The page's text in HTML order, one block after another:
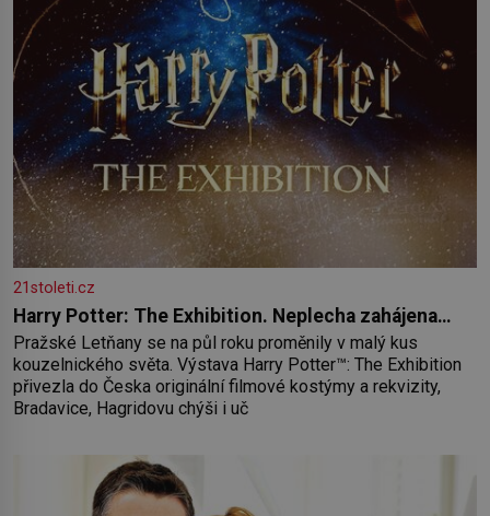
21stoleti.cz
Harry Potter: The Exhibition. Neplecha zahájena…
Pražské Letňany se na půl roku proměnily v malý kus
kouzelnického světa. Výstava Harry Potter™: The Exhibition
přivezla do Česka originální filmové kostýmy a rekvizity,
Bradavice, Hagridovu chýši i uč